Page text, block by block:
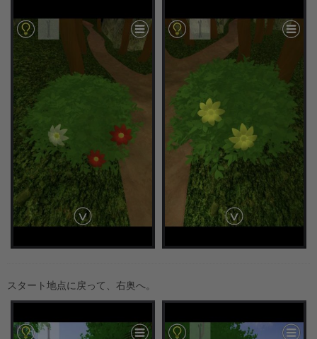
スタート地点に戻って、右奥へ。